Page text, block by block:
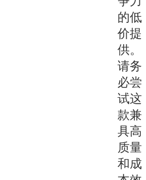
的低
价提
供。
请务
必尝
试这
款兼
具高
质量
和成